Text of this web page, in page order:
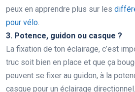
peux en apprendre plus sur les
pour vélo.
3. Potence, guidon ou casque ?
La fixation de ton éclairage, c’est
truc soit bien en place et que ça
peuvent se fixer au guidon, à la
casque pour un éclairage